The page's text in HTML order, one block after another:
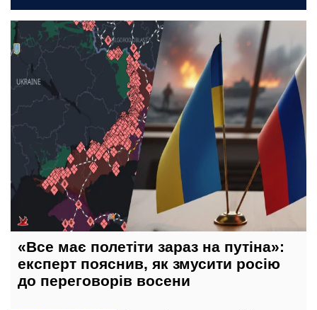
вчора, 09:00
«Все має полетіти зараз на путіна»:
експерт пояснив, як змусити росію
до переговорів восени